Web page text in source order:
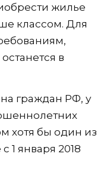
жилье
классом. Для
в
граждан РФ, у
хотя бы один из
1 января 2018